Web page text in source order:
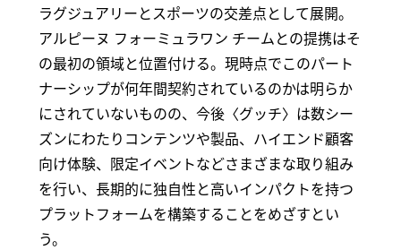
ラグジュアリーとスポーツの交差点として展開。
アルピーヌ フォーミュラワン チームとの提携はそ
の最初の領域と位置付ける。現時点でこのパート
ナーシップが何年間契約されているのかは明らか
にされていないものの、今後〈グッチ〉は数シー
ズンにわたりコンテンツや製品、ハイエンド顧客
向け体験、限定イベントなどさまざまな取り組み
を行い、長期的に独自性と高いインパクトを持つ
プラットフォームを構築することをめざすとい
う。